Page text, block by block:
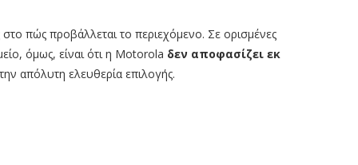
πώς προβάλλεται το περιεχόμενο. Σε ορισμένες
όμως, είναι ότι η Motorola δεν αποφασίζει εκ
απόλυτη ελευθερία επιλογής.